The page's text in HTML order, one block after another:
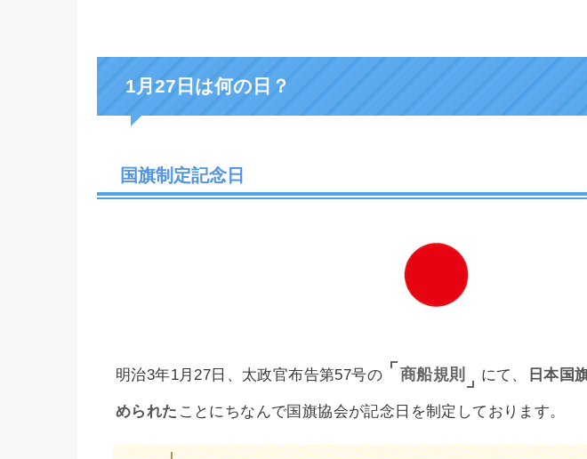
1月27日は何の日？
国旗制定記念日
明治3年1月27日、太政官布告第57号の 商船規則 にて、 日本国
められた ことにちなんで国旗協会が記念日を制定しております。